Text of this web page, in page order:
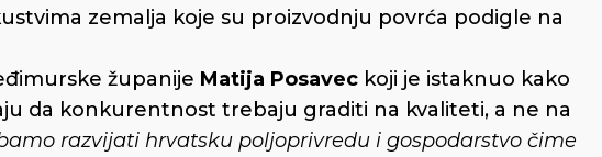
zemalja koje su proizvodnju povrća podigle na
županije Matija Posavec koji je istaknuo kako
da konkurentnost trebaju graditi na kvaliteti, a ne na
razvijati hrvatsku poljoprivredu i gospodarstvo čime